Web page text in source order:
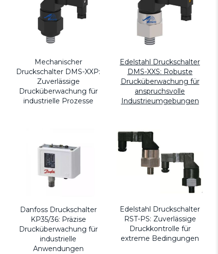
Mechanischer
Druckschalter DMS-XXP:
Zuverlässige
Drucküberwachung für
industrielle Prozesse
Edelstahl Druckschalter
DMS-XXS: Robuste
Drucküberwachung für
anspruchsvolle
Industrieumgebungen
Danfoss Druckschalter
KP35/36: Präzise
Drucküberwachung für
industrielle
Anwendungen
Edelstahl Druckschalter
RST-PS: Zuverlässige
Druckkontrolle für
extreme Bedingungen